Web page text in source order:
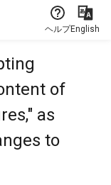
ヘルプEnglish
of
as
to